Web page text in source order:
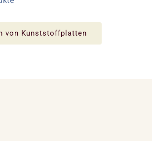
von Kunststoffplatten